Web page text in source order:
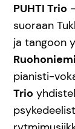
PUHTI Trio
suoraan
ja tangoon
Ruohoniemi
pianisti-
Trio